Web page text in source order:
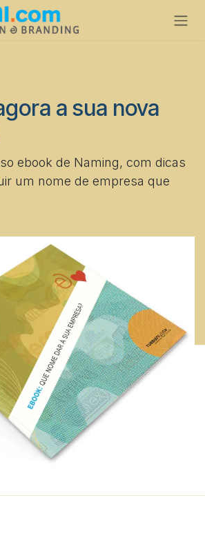
a sua nova
ebook de Naming, com dicas
um nome de empresa que